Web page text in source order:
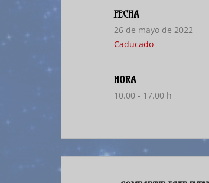
FECHA
26 de mayo de 2022
Caducado
HORA
10.00 - 17.00 h